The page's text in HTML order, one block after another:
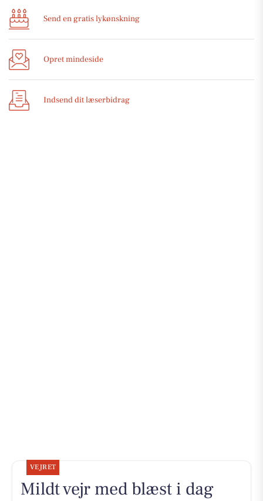
Send en gratis lykønskning
Opret mindeside
Indsend dit læserbidrag
VEJRET
Mildt vejr med blæst i dag